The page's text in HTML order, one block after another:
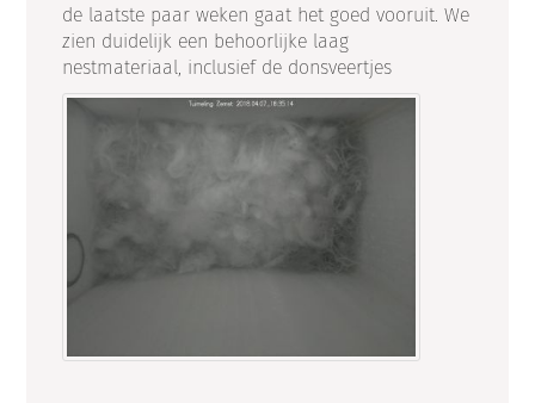
de laatste paar weken gaat het goed vooruit. We
zien duidelijk een behoorlijke laag
nestmateriaal, inclusief de donsveertjes